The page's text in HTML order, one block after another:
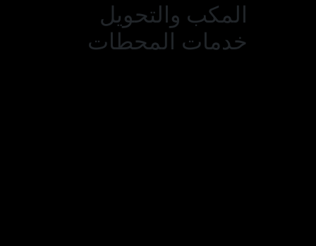
المكب والتحويل
خدمات المحطات